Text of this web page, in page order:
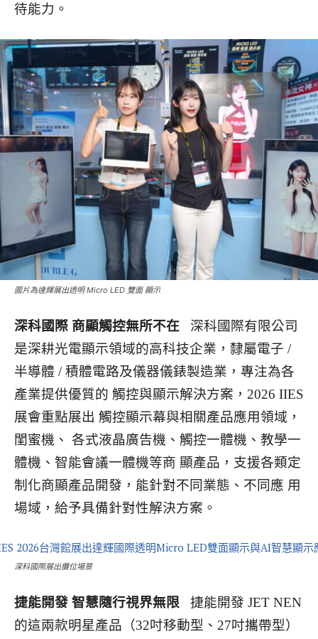
待能力。
圖片為達輝展出透明 Micro LED 雙面 顯示
深科國際 商顯觸控無所不在 深科國際有限公司
是深耕光電顯示領域的高科技企業，隸屬電子 /
半導體 / 積體電路及儀器儀錶製造業，專注為各
產業提供優質的 觸控與顯示解決方案，2026 IIES
展會重點展出 觸控顯示幕與相關產品應用領域，
閨蜜機、 各式液晶廣告機、觸控一體機、教學一
體機、智能會議一體機等商 顯產品，支援各類定
制化商顯產品開發，能針對不同業態、不同應 用
場域，給予具備針對性解決方案。
深科國際展出攤位場景
捷能開發 智慧隨行視界無限 捷能開發 JET NEN
的這兩款明星產品（32吋移動型、27吋攜帶型）